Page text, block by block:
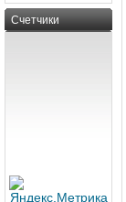
Счетчики